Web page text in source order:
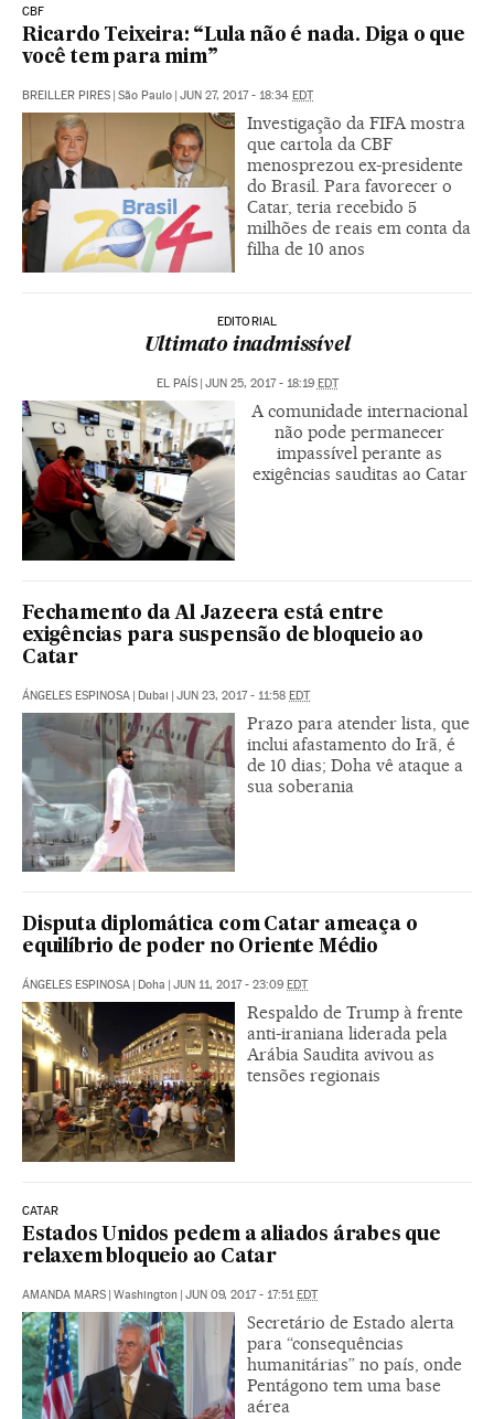
CBF
Ricardo Teixeira: “Lula não é nada. Diga o que
você tem para mim”
BREILLER PIRES | São Paulo | JUN 27, 2017 - 18:34 EDT
Investigação da FIFA mostra
que cartola da CBF
menosprezou ex-presidente
do Brasil. Para favorecer o
Catar, teria recebido 5
milhões de reais em conta da
filha de 10 anos
EDITORIAL
Ultimato inadmissível
EL PAÍS | JUN 25, 2017 - 18:19 EDT
A comunidade internacional
não pode permanecer
impassível perante as
exigências sauditas ao Catar
Fechamento da Al Jazeera está entre
exigências para suspensão de bloqueio ao
Catar
ÁNGELES ESPINOSA | Dubai | JUN 23, 2017 - 11:58 EDT
Prazo para atender lista, que
inclui afastamento do Irã, é
de 10 dias; Doha vê ataque a
sua soberania
Disputa diplomática com Catar ameaça o
equilíbrio de poder no Oriente Médio
ÁNGELES ESPINOSA Doha JUN 11, 2017 - 23:09 EDT
Respaldo de Trump à frente
anti-iraniana liderada pela
Arábia Saudita avivou as
tensões regionais
CATAR
Estados Unidos pedem a aliados árabes que
relaxem bloqueio ao Catar
AMANDA MARS Washington JUN 09, 2017 - 17:51 EDT
Secretário de Estado alerta
para “consequências
humanitárias” no país, onde
Pentágono tem uma base
aérea